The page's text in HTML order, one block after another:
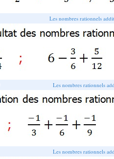
Les nombres rationnels
Les nombres rationnels
Les nombres rationnels